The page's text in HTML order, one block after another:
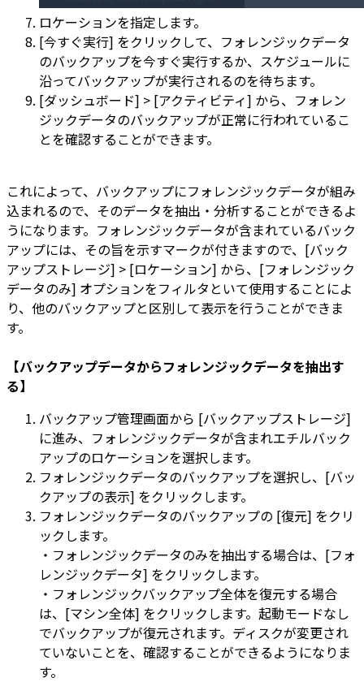
ロケーションを指定します。
[今すぐ実行] をクリックして、フォレンジックデータ
のバックアップを今すぐ実行するか、スケジュールに
沿ってバックアップが実行されるのを待ちます。
[ダッシュボード] > [アクティビティ] から、フォレン
ジックデータのバックアップが正常に行われているこ
とを確認することができます。
これによって、バックアップにフォレンジックデータが組み
込まれるので、そのデータを抽出・分析することができるよ
うになります。フォレンジックデータが含まれているバック
アップには、その旨を示すマークが付きますので、[バック
アップストレージ] > [ロケーション] から、[フォレンジック
データのみ] オプションをフィルタといて使用することによ
り、他のバックアップと区別して表示を行うことができま
す。
【バックアップデータからフォレンジックデータを抽出す
る】
バックアップ管理画面から [バックアップストレージ]
に進み、フォレンジックデータが含まれエチルバック
アップのロケーションを選択します。
フォレンジックデータのバックアップを選択し、[バッ
クアップの表示] をクリックします。
フォレンジックデータのバックアップの [復元] をクリ
ックします。
・フォレンジックデータのみを抽出する場合は、[フォ
レンジックデータ] をクリックします。
・フォレンジックバックアップ全体を復元する場合
は、[マシン全体] をクリックします。起動モードなし
でバックアップが復元されます。ディスクが変更され
ていないことを、確認することができるようになりま
す。